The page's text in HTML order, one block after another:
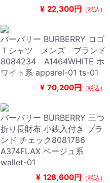
¥ 22,300円 （税込）
バーバリー BURBERRY ロゴ
Ｔシャツ メンズ ブランド
8084234 A1464WHITE ホ
ワイト系 apparel-01 ts-01
¥ 70,200円 （税込）
バーバリー BURBERRY 三つ
折り長財布 小銭入付き ブラ
ンド チェック8081786
A374FLAX ベージュ系
wallet-01
¥ 128,600円 （税込）